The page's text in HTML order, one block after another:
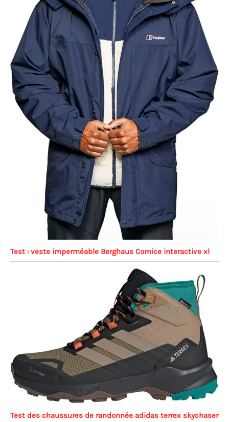
Test : veste imperméable Berghaus Cornice interactive xl
Test des chaussures de randonnée adidas terrex skychaser